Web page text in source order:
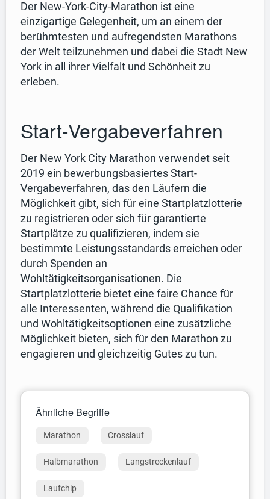
Der New-York-City-Marathon ist eine
einzigartige Gelegenheit, um an einem der
berühmtesten und aufregendsten Marathons
der Welt teilzunehmen und dabei die Stadt New
York in all ihrer Vielfalt und Schönheit zu
erleben.
Start-Vergabeverfahren
Der New York City Marathon verwendet seit
2019 ein bewerbungsbasiertes Start-
Vergabeverfahren, das den Läufern die
Möglichkeit gibt, sich für eine Startplatzlotterie
zu registrieren oder sich für garantierte
Startplätze zu qualifizieren, indem sie
bestimmte Leistungsstandards erreichen oder
durch Spenden an
Wohltätigkeitsorganisationen. Die
Startplatzlotterie bietet eine faire Chance für
alle Interessenten, während die Qualifikation
und Wohltätigkeitsoptionen eine zusätzliche
Möglichkeit bieten, sich für den Marathon zu
engagieren und gleichzeitig Gutes zu tun.
Ähnliche Begriffe
Marathon Crosslauf
Halbmarathon Langstreckenlauf
Laufchip